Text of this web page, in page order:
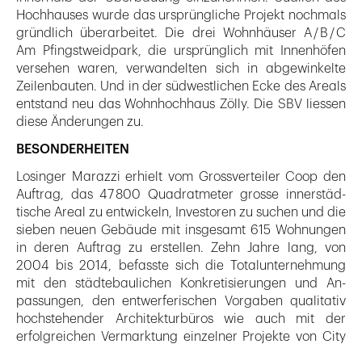
Hochhauses wurde das ursprüngliche Projekt nochmals
gründlich überarbeitet. Die drei Wohnhäuser A / B / C
Am Pfingstweidpark, die ursprünglich mit Innenhöfen
versehen waren, verwandelten sich in abgewinkelte
Zeilenbauten. Und in der südwestlichen Ecke des Areals
entstand neu das Wohnhochhaus Zölly. Die SBV liessen
diese Änderungen zu.
BESONDERHEITEN
Losinger Marazzi erhielt vom Grossverteiler Coop den
Auftrag, das 47 800 Quadratmeter grosse innerstäd­
tische Areal zu entwickeln, Investoren zu suchen und die
sieben neuen Gebäude mit insgesamt 615 Wohnungen
in deren Auftrag zu erstellen. Zehn Jahre lang, von
2004 bis 2014, befasste sich die Totalunternehmung
mit den städtebaulichen Konkretisierungen und An­
passungen, den entwerferischen Vorgaben qualitativ
hochstehender Architekturbüros wie auch mit der
erfolgreichen Vermarktung einzelner Projekte von City